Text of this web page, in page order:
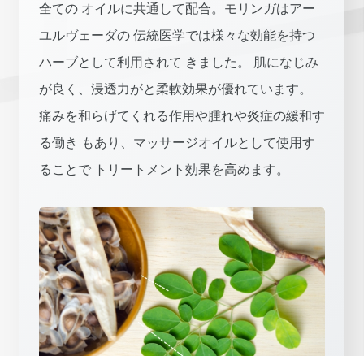
全ての オイルに共通して配合。モリンガはアー
ユルヴェーダの 伝統医学では様々な効能を持つ
ハーブとして利用されて きました。 肌になじみ
が良く、浸透力がと柔軟効果が優れています。
痛みを和らげてくれる作用や腫れや炎症の緩和す
る働き もあり、マッサージオイルとして使用す
ることで トリートメント効果を高めます。